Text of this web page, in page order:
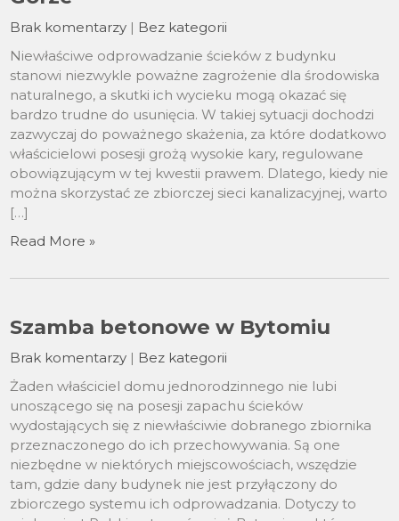
Brak komentarzy | Bez kategorii
Niewłaściwe odprowadzanie ścieków z budynku
stanowi niezwykle poważne zagrożenie dla środowiska
naturalnego, a skutki ich wycieku mogą okazać się
bardzo trudne do usunięcia. W takiej sytuacji dochodzi
zazwyczaj do poważnego skażenia, za które dodatkowo
właścicielowi posesji grożą wysokie kary, regulowane
obowiązującym w tej kwestii prawem. Dlatego, kiedy nie
można skorzystać ze zbiorczej sieci kanalizacyjnej, warto
[…]
Read More »
Szamba betonowe w Bytomiu
Brak komentarzy | Bez kategorii
Żaden właściciel domu jednorodzinnego nie lubi
unoszącego się na posesji zapachu ścieków
wydostających się z niewłaściwie dobranego zbiornika
przeznaczonego do ich przechowywania. Są one
niezbędne w niektórych miejscowościach, wszędzie
tam, gdzie dany budynek nie jest przyłączony do
zbiorczego systemu ich odprowadzania. Dotyczy to